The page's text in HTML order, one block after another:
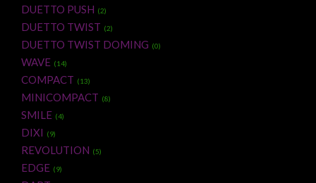
DUETTO PUSH (2)
DUETTO TWIST (2)
DUETTO TWIST DOMING (0)
WAVE (14)
COMPACT (13)
MINICOMPACT (8)
SMILE (4)
DIXI (9)
REVOLUTION (5)
EDGE (9)